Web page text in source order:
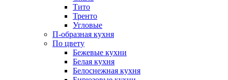
Тито
Тренто
Угловые
П-образная кухня
По цвету
Бежевые кухни
Белая кухня
Белоснежная кухня